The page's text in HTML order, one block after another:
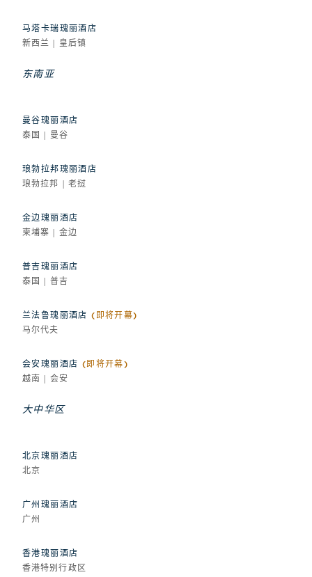
马塔卡瑞瑰丽酒店
新西兰 | 皇后镇
东南亚
曼谷瑰丽酒店
泰国 | 曼谷
琅勃拉邦瑰丽酒店
琅勃拉邦 | 老挝
金边瑰丽酒店
柬埔寨 | 金边
普吉瑰丽酒店
泰国 | 普吉
兰法鲁瑰丽酒店(即将开幕)
马尔代夫
会安瑰丽酒店 (即将开幕)
越南 | 会安
大中华区
北京瑰丽酒店
北京
广州瑰丽酒店
广州
香港瑰丽酒店
香港特别行政区